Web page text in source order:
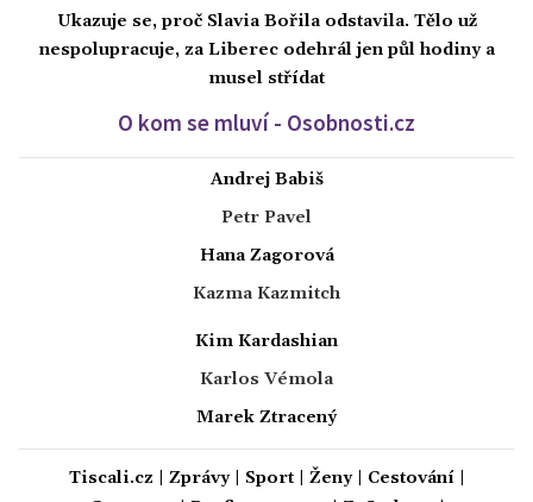
Ukazuje se, proč Slavia Bořila odstavila. Tělo už
nespolupracuje, za Liberec odehrál jen půl hodiny a
musel střídat
O kom se mluví - Osobnosti.cz
Andrej Babiš
Petr Pavel
Hana Zagorová
Kazma Kazmitch
Kim Kardashian
Karlos Vémola
Marek Ztracený
Tiscali.cz Zprávy| Sport| Ženy| Cestování|